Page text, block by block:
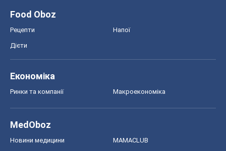
Food Oboz
Рецепти Напої
Дієти
Економіка
Ринки та компанії Макроекономіка
MedOboz
Новини медицини MAMACLUB